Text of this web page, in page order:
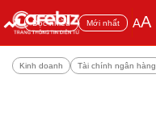
Đọc nhiều Mới nhất AA
Kinh doanh Tài chính ngân hàng